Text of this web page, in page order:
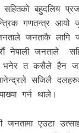
सहितको बहुदलिय
गणतन्त्र आयो
जनताकै लागि
नेपाली जनताले
भनेर त कसैले हैन
सजिलै
गर्न थाले।
जनतामा एउटा